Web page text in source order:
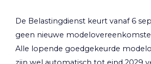
De Belastingdienst keurt vanaf 6
geen nieuwe
Alle lopende goedgekeurde